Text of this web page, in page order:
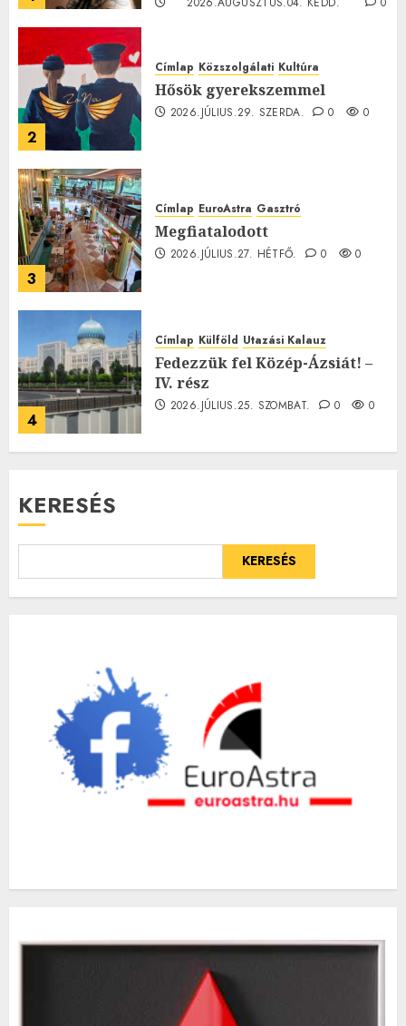
2
Címlap Közszolgálati Kultúra
Hősök gyerekszemmel
2026.JÚLIUS.29. SZERDA. 0 0
3
Címlap EuroAstra Gasztró
Megfiatalodott
2026.JÚLIUS.27. HÉTFŐ. 0 0
4
Címlap Külföld Utazási Kalauz
Fedezzük fel Közép-Ázsiát! –
IV. rész
2026.JÚLIUS.25. SZOMBAT. 0 0
KERESÉS
KERESÉS